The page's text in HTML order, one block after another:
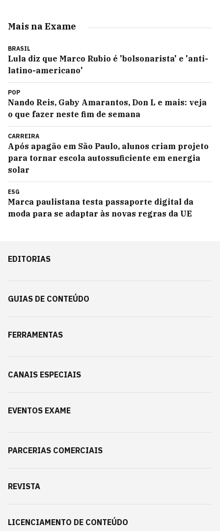
Mais na Exame
BRASIL
Lula diz que Marco Rubio é 'bolsonarista' e 'anti-
latino-americano'
POP
Nando Reis, Gaby Amarantos, Don L e mais: veja
o que fazer neste fim de semana
CARREIRA
Após apagão em São Paulo, alunos criam projeto
para tornar escola autossuficiente em energia
solar
ESG
Marca paulistana testa passaporte digital da
moda para se adaptar às novas regras da UE
EDITORIAS
GUIAS DE CONTEÚDO
FERRAMENTAS
CANAIS ESPECIAIS
EVENTOS EXAME
PARCERIAS COMERCIAIS
REVISTA
LICENCIAMENTO DE CONTEÚDO